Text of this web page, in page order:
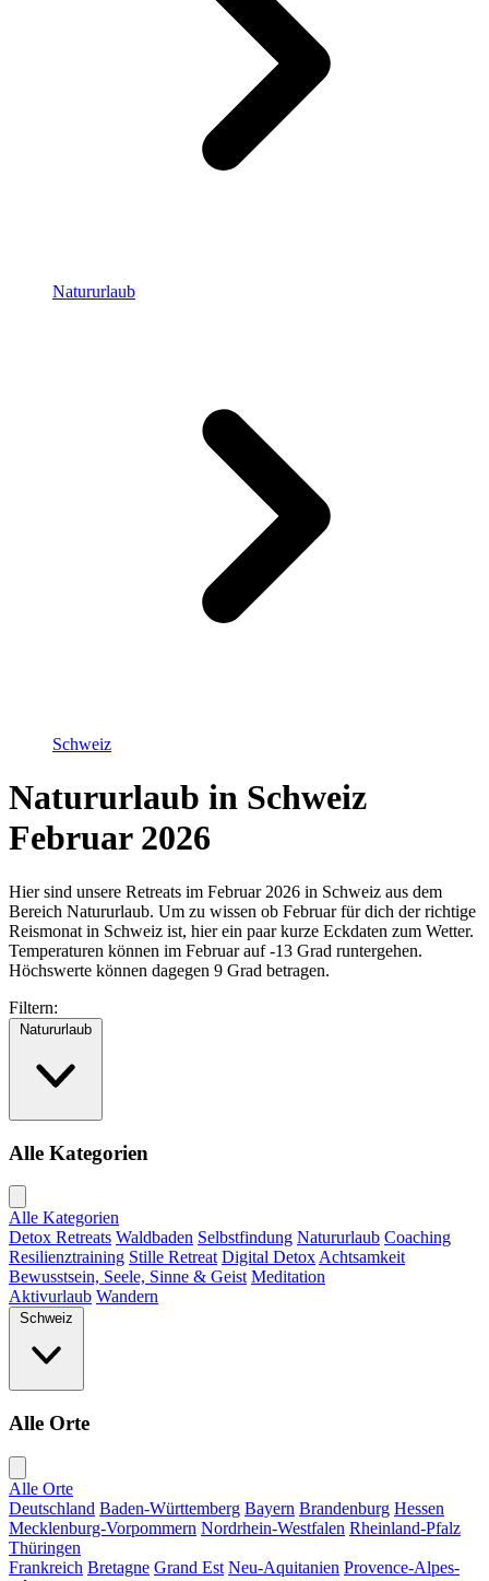
Natururlaub
Schweiz
Natururlaub in Schweiz
Februar 2026
Hier sind unsere Retreats im Februar 2026 in Schweiz aus dem
Bereich Natururlaub. Um zu wissen ob Februar für dich der richtige
Reismonat in Schweiz ist, hier ein paar kurze Eckdaten zum Wetter.
Temperaturen können im Februar auf -13 Grad runtergehen.
Höchswerte können dagegen 9 Grad betragen.
Filtern:
Natururlaub
Alle Kategorien
Alle Kategorien
Detox Retreats Waldbaden Selbstfindung Natururlaub Coaching
Resilienztraining Stille Retreat Digital Detox Achtsamkeit
Bewusstsein, Seele, Sinne & Geist Meditation
Aktivurlaub Wandern
Schweiz
Alle Orte
Alle Orte
Deutschland Baden-Württemberg Bayern Brandenburg Hessen
Mecklenburg-Vorpommern Nordrhein-Westfalen Rheinland-Pfalz
Thüringen
Frankreich Bretagne Grand Est Neu-Aquitanien Provence-Alpes-